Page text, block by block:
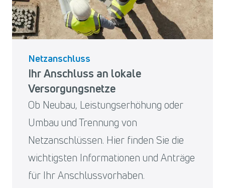
Netzanschluss
Ihr Anschluss an lokale
Versorgungsnetze
Ob Neubau, Leistungserhöhung oder
Umbau und Trennung von
Netzanschlüssen. Hier finden Sie die
wichtigsten Informationen und Anträge
für Ihr Anschlussvorhaben.